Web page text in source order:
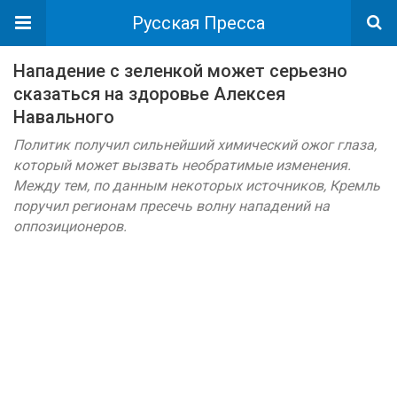
Русская Пресса
Нападение с зеленкой может серьезно
сказаться на здоровье Алексея
Навального
Политик получил сильнейший химический ожог глаза,
который может вызвать необратимые изменения.
Между тем, по данным некоторых источников, Кремль
поручил регионам пресечь волну нападений на
оппозиционеров.